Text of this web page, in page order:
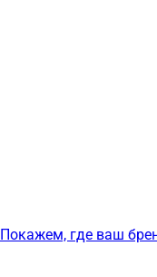
Покажем, где ваш